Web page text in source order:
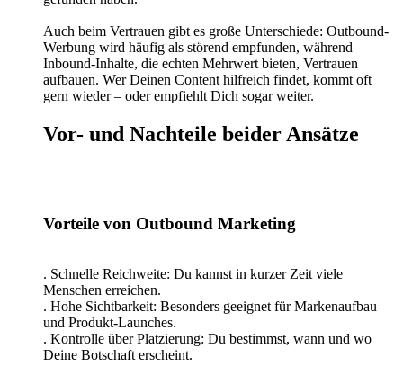
Auch beim Vertrauen gibt es große Unterschiede: Outbound-
Werbung wird häufig als störend empfunden, während
Inbound-Inhalte, die echten Mehrwert bieten, Vertrauen
aufbauen. Wer Deinen Content hilfreich findet, kommt oft
gern wieder – oder empfiehlt Dich sogar weiter.
Vor- und Nachteile beider Ansätze
Vorteile von Outbound Marketing
. Schnelle Reichweite: Du kannst in kurzer Zeit viele
Menschen erreichen.
. Hohe Sichtbarkeit: Besonders geeignet für Markenaufbau
und Produkt-Launches.
. Kontrolle über Platzierung: Du bestimmst, wann und wo
Deine Botschaft erscheint.